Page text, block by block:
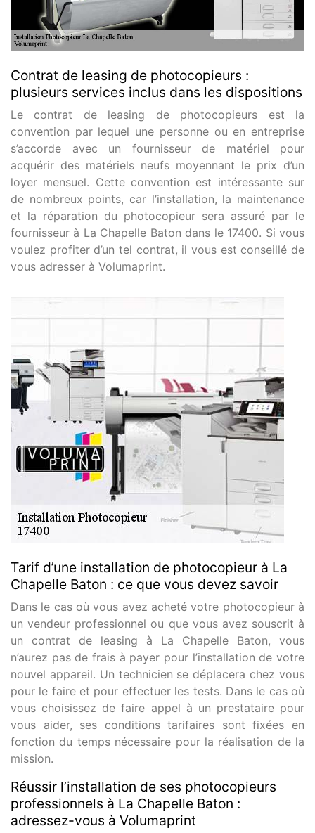
Contrat de leasing de photocopieurs :
plusieurs services inclus dans les dispositions
Le contrat de leasing de photocopieurs est la
convention par lequel une personne ou en entreprise
s’accorde avec un fournisseur de matériel pour
acquérir des matériels neufs moyennant le prix d’un
loyer mensuel. Cette convention est intéressante sur
de nombreux points, car l’installation, la maintenance
et la réparation du photocopieur sera assuré par le
fournisseur à La Chapelle Baton dans le 17400. Si vous
voulez profiter d’un tel contrat, il vous est conseillé de
vous adresser à Volumaprint.
Tarif d’une installation de photocopieur à La
Chapelle Baton : ce que vous devez savoir
Dans le cas où vous avez acheté votre photocopieur à
un vendeur professionnel ou que vous avez souscrit à
un contrat de leasing à La Chapelle Baton, vous
n’aurez pas de frais à payer pour l’installation de votre
nouvel appareil. Un technicien se déplacera chez vous
pour le faire et pour effectuer les tests. Dans le cas où
vous choisissez de faire appel à un prestataire pour
vous aider, ses conditions tarifaires sont fixées en
fonction du temps nécessaire pour la réalisation de la
mission.
Réussir l’installation de ses photocopieurs
professionnels à La Chapelle Baton :
adressez-vous à Volumaprint